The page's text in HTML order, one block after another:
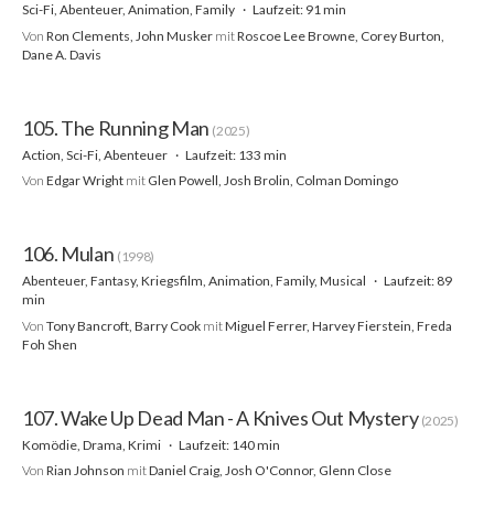
Sci-Fi, Abenteuer, Animation, Family
Laufzeit: 91 min
Von Ron Clements, John Musker mitRoscoe Lee Browne, Corey Burton,
Dane A. Davis
105. The Running Man (2025)
Action, Sci-Fi, Abenteuer
Laufzeit: 133 min
Von Edgar Wright mit Glen Powell, Josh Brolin, Colman Domingo
106. Mulan (1998)
Abenteuer, Fantasy, Kriegsfilm, Animation, Family, Musical
Laufzeit: 89
min
Von Tony Bancroft, Barry Cook mitMiguel Ferrer, Harvey Fierstein, Freda
Foh Shen
107. Wake Up Dead Man - A Knives Out Mystery (2025)
Komödie, Drama, Krimi
Laufzeit: 140 min
Von Rian Johnson mitDaniel Craig, Josh O'Connor, Glenn Close